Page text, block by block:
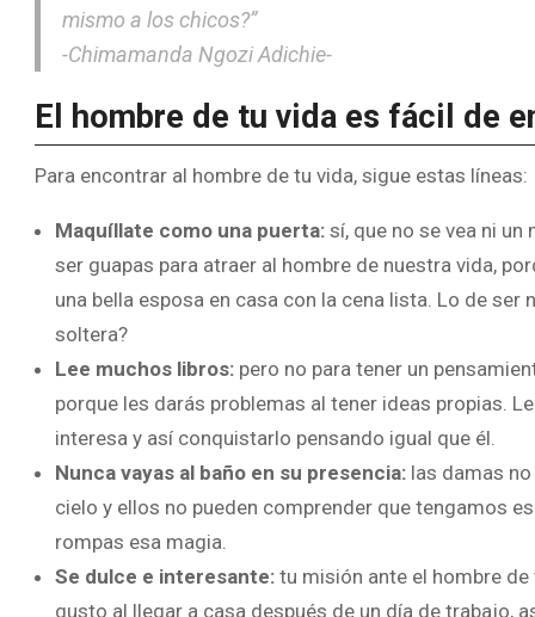
mismo a los chicos?”
-Chimamanda Ngozi Adichie-
El hombre de tu vida es fácil de
Para encontrar al hombre de tu vida, sigue estas líneas:
Maquíllate como una puerta: sí, que no se vea ni
ser guapas para atraer al hombre de nuestra vida,
una bella esposa en casa con la cena lista. Lo de
soltera?
Lee muchos libros: pero no para tener un
porque les darás problemas al tener ideas propias.
interesa y así conquistarlo pensando igual que él.
Nunca vayas al baño en su presencia: las damas
cielo y ellos no pueden comprender que tengamos
rompas esa magia.
Se dulce e interesante: tu misión ante el hombre
gusto al llegar a casa después de un día de trabajo,